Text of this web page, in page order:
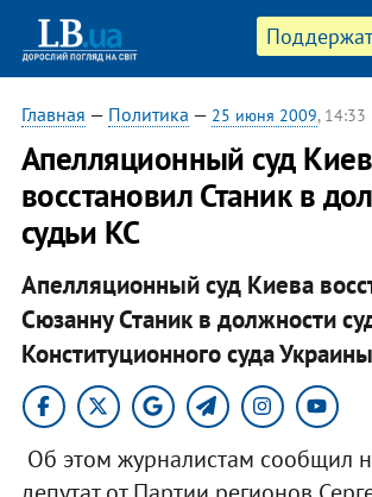
Главная — Политика — 25 июня 2009, 14:33
Апелляционный суд
восстановил Станик в
судьи КС
Апелляционный суд Киева
Сюзанну Станик в должности
Конституционного суда
Об этом журналистам сообщил